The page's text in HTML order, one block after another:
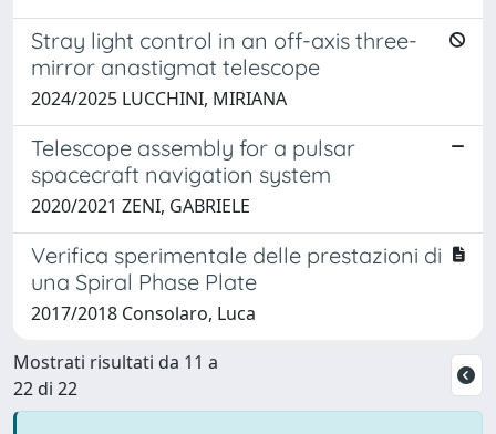
Stray light control in an off-axis three-
mirror anastigmat telescope
2024/2025 LUCCHINI, MIRIANA
Telescope assembly for a pulsar
spacecraft navigation system
2020/2021 ZENI, GABRIELE
Verifica sperimentale delle prestazioni di
una Spiral Phase Plate
2017/2018 Consolaro, Luca
Mostrati risultati da 11 a
22 di 22